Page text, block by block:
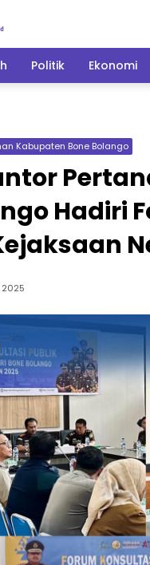
Politik Ekonomi
Kabupaten Bone Bolango
Hadiri
2025